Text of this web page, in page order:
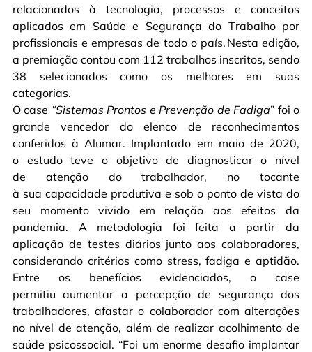
relacionados à tecnologia, processos e conceitos
aplicados em Saúde e Segurança do Trabalho por
profissionais e empresas de todo o país. Nesta edição,
a premiação contou com 112 trabalhos inscritos, sendo
38 selecionados como os melhores em suas
categorias.
O case “Sistemas Prontos e Prevenção de Fadiga” foi o
grande vencedor do elenco de reconhecimentos
conferidos à Alumar. Implantado em maio de 2020,
o estudo teve o objetivo de diagnosticar o nível
de atenção do trabalhador, no tocante
à sua capacidade produtiva e sob o ponto de vista do
seu momento vivido em relação aos efeitos da
pandemia. A metodologia foi feita a partir da
aplicação de testes diários junto aos colaboradores,
considerando critérios como stress, fadiga e aptidão.
Entre os benefícios evidenciados, o case
permitiu aumentar a percepção de segurança dos
trabalhadores, afastar o colaborador com alterações
no nível de atenção, além de realizar acolhimento de
saúde psicossocial. “Foi um enorme desafio implantar